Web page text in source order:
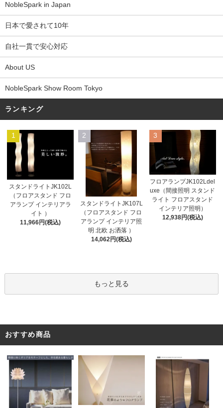
NobleSpark in Japan
日本で愛されて10年
自社一貫で安心対応
About US
NobleSpark Show Room Tokyo
ランキング
1
スタンドライトJK102L
（フロアスタンド フロ
アランプ インテリアラ
イト ）
11,966円(税込)
2
スタンドライトJK107L
（フロアスタンド フロ
アランプ インテリア照
明 北欧 お洒落 ）
14,062円(税込)
3
フロアランプJK102Ldel
uxe（間接照明 スタンド
ライト フロアスタンド
インテリア照明）
12,938円(税込)
もっと見る
おすすめ商品